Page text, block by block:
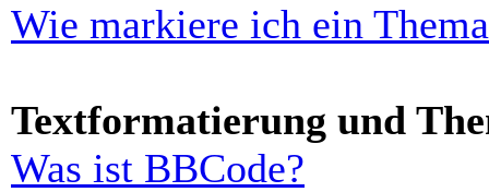
Wie markiere ich ein
Textformatierung und
Was ist BBCode?